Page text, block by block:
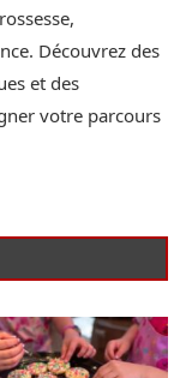
Découvrez des
et des
votre parcours